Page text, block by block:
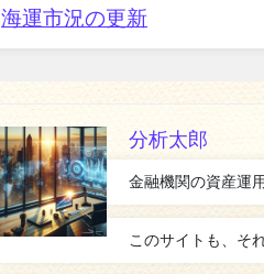
海運市況の更新
分析太郎
金融機関の資産運
このサイトも、そ